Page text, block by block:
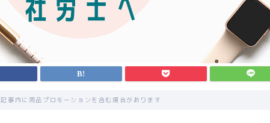
記事内に商品プロモーションを含む場合があります